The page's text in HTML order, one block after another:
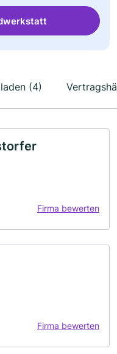
(4)
Firma bewerten
Firma bewerten